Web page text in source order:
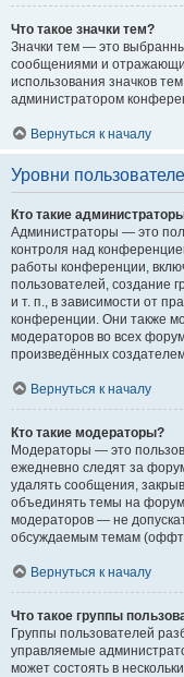
Что такое значки тем?
Значки тем — это
сообщениями и
использования значков
администратором
Вернуться к началу
Уровни
Кто такие
Администраторы — это
контроля над
работы конференции,
пользователей, создание
и т. п., в зависимости от
конференции. Они также
модераторов во всех
произведённых
Вернуться к началу
Кто такие модераторы?
Модераторы — это
ежедневно следят за
удалять сообщения,
объединять темы на
модераторов — не
обсуждаемым темам
Вернуться к началу
Что такое группы
Группы пользователей
управляемые
может состоять в